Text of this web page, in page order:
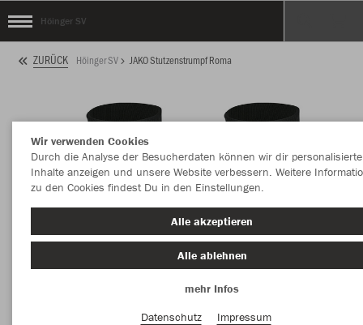
Höinger SV
ZURÜCK Höinger SV JAKO Stutzenstrumpf Roma
Wir verwenden Cookies
Durch die Analyse der Besucherdaten können wir dir personalisierte
Inhalte anzeigen und unsere Website verbessern. Weitere
zu den Cookies findest Du in den Einstellungen.
Alle akzeptieren
Alle ablehnen
mehr Infos
Datenschutz
Impressum